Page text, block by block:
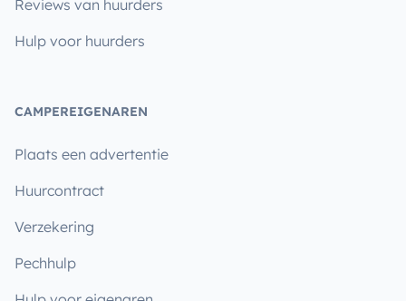
Reviews van huurders
Hulp voor huurders
CAMPEREIGENAREN
Plaats een advertentie
Huurcontract
Verzekering
Pechhulp